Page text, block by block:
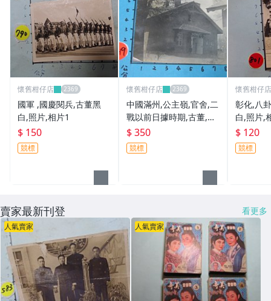
懷舊柑仔店
國軍 ,國慶閱兵,古董黑
白,照片,相片1
$ 150
競標
懷舊柑仔店
中國滿州,公主嶺,官舍,二
戰以前日據時期,古董,黑
白老照片,相片
$ 350
競標
懷舊柑仔店
彰化,八
白,照片,
$ 120
競標
賣家最新刊登 看更多
人氣賣家 人氣賣家